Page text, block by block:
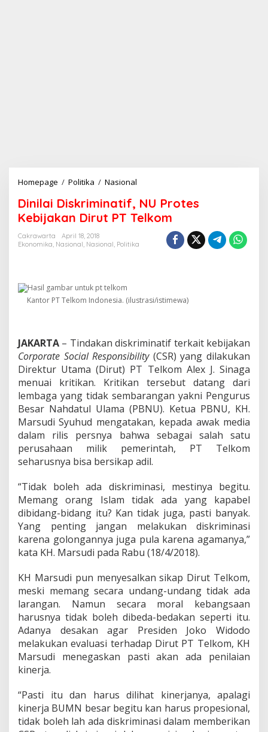
Homepage / Politika / Nasional
n
i
l
i
r
n
a
t
i
f
,
N
U
r
o
t
s
K
e
b
i
a
k
n
D
i
r
u
t
P
T
k
o
m
Dinilai Diskriminatif, NU Protes
Kebijakan Dirut PT Telkom
Cakrawarta
April 18, 2018
Ekonomika, Nasional, Nasional, Politika
Kantor PT Telkom Indonesia. (ilustrasi/istimewa)
JAKARTA – Tindakan diskriminatif terkait kebijakan
Corporate Social Responsibility(CSR) yang dilakukan
Direktur Utama (Dirut) PT Telkom Alex J. Sinaga
menuai kritikan. Kritikan tersebut datang dari
lembaga yang tidak sembarangan yakni Pengurus
Besar Nahdatul Ulama (PBNU). Ketua PBNU, KH.
Marsudi Syuhud mengatakan, kepada awak media
dalam rilis persnya bahwa sebagai salah satu
perusahaan milik pemerintah, PT Telkom
seharusnya bisa bersikap adil.
“Tidak boleh ada diskriminasi, mestinya begitu.
Memang orang Islam tidak ada yang kapabel
dibidang-bidang itu? Kan tidak juga, pasti banyak.
Yang penting jangan melakukan diskriminasi
karena golongannya juga pula karena agamanya,”
kata KH. Marsudi pada Rabu (18/4/2018).
KH Marsudi pun menyesalkan sikap Dirut Telkom,
meski memang secara undang-undang tidak ada
larangan. Namun secara moral kebangsaan
harusnya tidak boleh dibeda-bedakan seperti itu.
Adanya desakan agar Presiden Joko Widodo
melakukan evaluasi terhadap Dirut PT Telkom, KH
Marsudi menegaskan pasti akan ada penilaian
kinerja.
“Pasti itu dan harus dilihat kinerjanya, apalagi
kinerja BUMN besar begitu kan harus propesional,
tidak boleh lah ada diskriminasi dalam memberikan